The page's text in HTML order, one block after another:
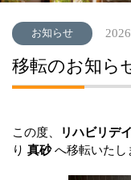
お客様の声
お問い合わせ
お知らせ
移転のお知ら
この度、 リハビリデ
り 真砂へ移転いたし